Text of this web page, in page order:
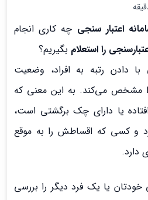
اعتبار سنجی چه کاری انجام
را استعلام بگیریم؟
با دادن رتبه به افراد، وضعیت
می‌کند. به این معنی که
یا دارای چک برگشتی است،
و کسی که اقساطش را به موقع
دارد.
خودتان یا یک فرد دیگر را بررسی